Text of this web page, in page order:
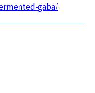
gaba/